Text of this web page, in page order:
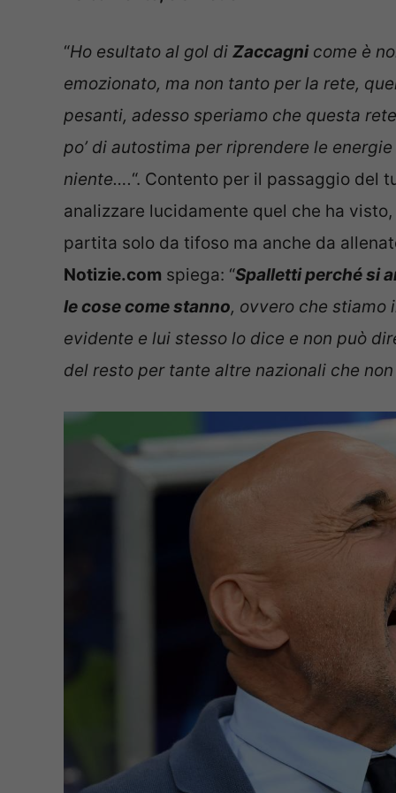
“Ho esultato al gol di Zaccagnicome è
emozionato, ma non tanto per la rete,
pesanti, adesso speriamo che questa
po’ di autostima per riprendere le
niente….“. Contento per il passaggio del
analizzare lucidamente quel che ha visto,
partita solo da tifoso ma anche da
Notizie.com spiega: “Spalletti perché si
le cose come stanno, ovvero che stiamo
evidente e lui stesso lo dice e non può
del resto per tante altre nazionali che non